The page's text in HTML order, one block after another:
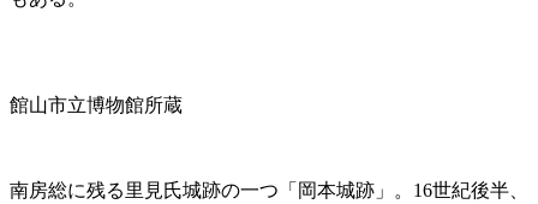
館山市立博物館所蔵
南房総に残る里見氏城跡の一つ「岡本城跡」。16世紀後半、